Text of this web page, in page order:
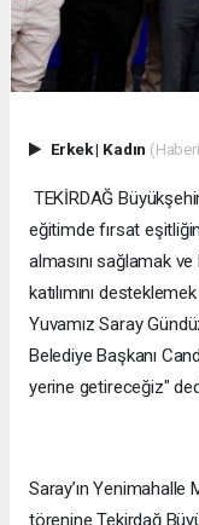
Erkek| Kadın
TEKİRDAĞ
eğitimde fırsat
almasını sağlamak
katılımını
Yuvamız Saray
Belediye Başkanı
yerine getireceğiz"
Saray’ın
törenine Tekirdağ